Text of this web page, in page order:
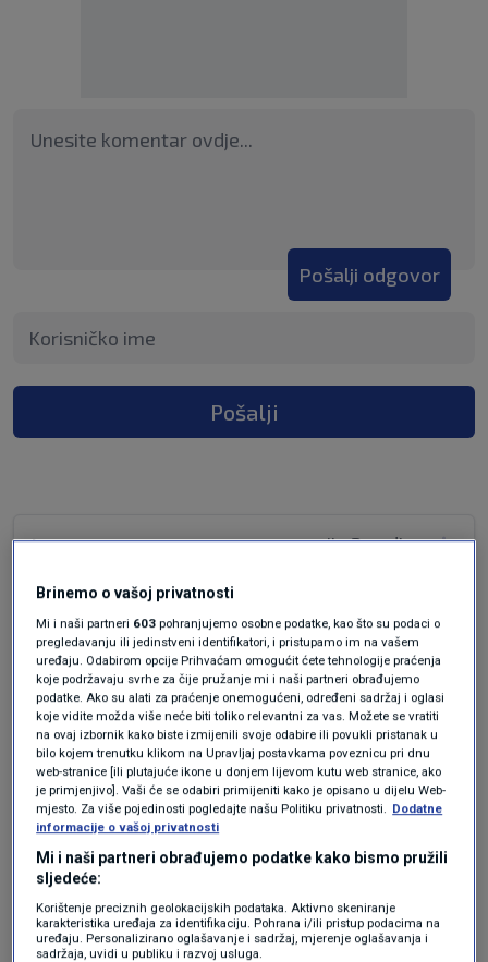
Pošalji odgovor
Pošalji
prije 2 godina
hovnar
prazne priče ... lakše je postaviti kamere gdje
god se može
Odgovor
Brinemo o vašoj privatnosti
Mi i naši partneri 603 pohranjujemo osobne podatke, kao što su podaci o
pregledavanju ili jedinstveni identifikatori, i pristupamo im na vašem
uređaju. Odabirom opcije Prihvaćam omogućit ćete tehnologije praćenja
koje podržavaju svrhe za čije pružanje mi i naši partneri obrađujemo
podatke. Ako su alati za praćenje onemogućeni, određeni sadržaj i oglasi
koje vidite možda više neće biti toliko relevantni za vas. Možete se vratiti
na ovaj izbornik kako biste izmijenili svoje odabire ili povukli pristanak u
bilo kojem trenutku klikom na Upravljaj postavkama poveznicu pri dnu
web-stranice [ili plutajuće ikone u donjem lijevom kutu web stranice, ako
je primjenjivo]. Vaši će se odabiri primijeniti kako je opisano u dijelu Web-
mjesto. Za više pojedinosti pogledajte našu Politiku privatnosti. Dodatne
informacije o vašoj privatnosti
Mi i naši partneri obrađujemo podatke kako bismo pružili
sljedeće:
Korištenje preciznih geolokacijskih podataka. Aktivno skeniranje
karakteristika uređaja za identifikaciju. Pohrana i/ili pristup podacima na
uređaju. Personalizirano oglašavanje i sadržaj, mjerenje oglašavanja i
sadržaja, uvidi u publiku i razvoj usluga.